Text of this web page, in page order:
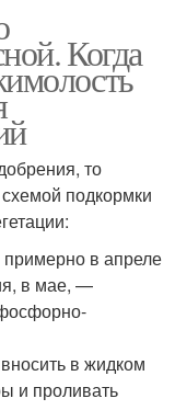
Когда
то
подкормки
в апреле
в мае, —
в жидком
и проливать